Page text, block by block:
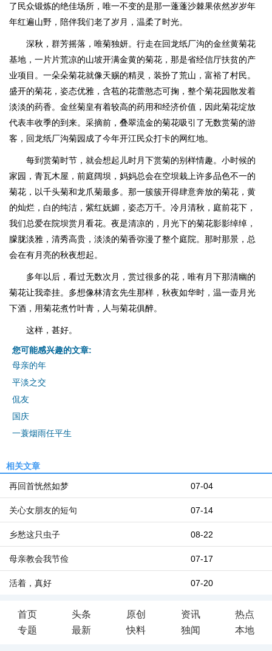
了民众锻炼的绝佳场所，唯一不变的是那一蓬蓬沙棘果依然岁岁年
年红遍山野，陪伴我们老了岁月，温柔了时光。
深秋，群芳摇落，唯菊独妍。行走在回龙纸厂沟的金丝黄菊花
基地，一片片荒凉的山坡开满金黄的菊花，那是省经信厅扶贫的产
业项目。一朵朵菊花就像天赐的精灵，装扮了荒山，富裕了村民。
盛开的菊花，姿态优雅，含苞的花蕾憨态可掬，整个菊花园散发着
淡淡的药香。金丝菊皇有着较高的药用和经济价值，因此菊花绽放
代表丰收季的到来。采摘前，叠翠流金的菊花吸引了无数赏菊的游
客，回龙纸厂沟菊园成了今年开江民众打卡的网红地。
每到赏菊时节，就会想起儿时月下赏菊的别样情趣。小时候的
家园，青瓦木屋，前庭阔坝，妈妈总会在空坝栽上许多品色不一的
菊花，以千头菊和龙爪菊最多。那一簇簇开得肆意奔放的菊花，黄
的灿烂，白的纯洁，紫红妩媚，姿态万千。冷月清秋，庭前花下，
我们总爱在院坝赏月看花。夜是清凉的，月光下的菊花影影绰绰，
朦胧淡雅，清秀高贵，淡淡的菊香弥漫了整个庭院。那时那景，总
会在有月亮的秋夜想起。
多年以后，看过无数次月，赏过很多的花，唯有月下那清幽的
菊花让我牵挂。多想像林清玄先生那样，秋夜如华时，温一壶月光
下酒，用菊花煮竹叶青，人与菊花俱醉。
这样，甚好。
您可能感兴趣的文章:
母亲的年
平淡之交
侃友
国庆
一蓑烟雨任平生
相关文章
07-04
再回首恍然如梦
07-14
关心女朋友的短句
08-22
乡愁这只虫子
07-17
母亲教会我节俭
07-20
活着，真好
首页 头条 原创 资讯
热点
专题
最新 快料 独闻 本地